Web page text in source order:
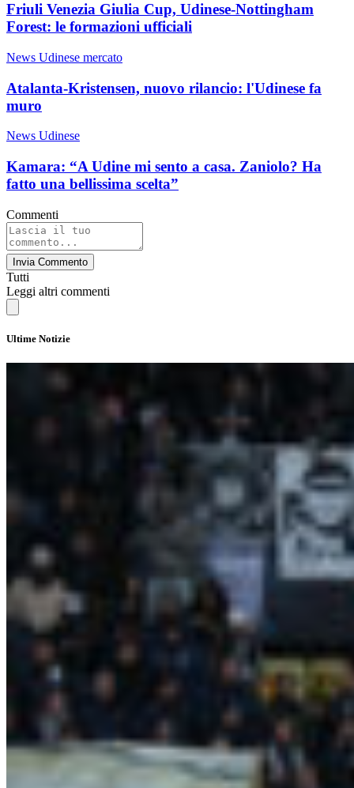
Friuli Venezia Giulia Cup, Udinese-Nottingham
Forest: le formazioni ufficiali
News Udinese mercato
Atalanta-Kristensen, nuovo rilancio: l'Udinese fa
muro
News Udinese
Kamara: “A Udine mi sento a casa. Zaniolo? Ha
fatto una bellissima scelta”
Commenti
Invia Commento
Tutti
Leggi altri commenti
Ultime Notizie